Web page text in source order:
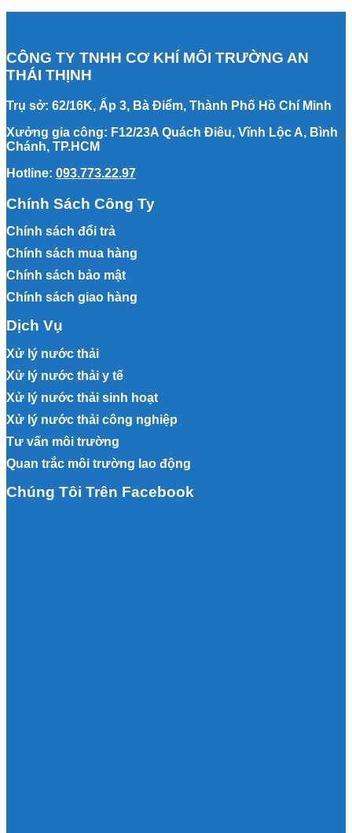
CÔNG TY TNHH CƠ KHÍ MÔI TRƯỜNG AN
THÁI THỊNH
Trụ sở: 62/16K, Ấp 3, Bà Điểm, Thành Phố Hồ Chí Minh
Xưởng gia công: F12/23A Quách Điêu, Vĩnh Lộc A, Bình
Chánh, TP.HCM
Hotline: 093.773.22.97
Chính Sách Công Ty
Chính sách đổi trả
Chính sách mua hàng
Chính sách bảo mật
Chính sách giao hàng
Dịch Vụ
Xử lý nước thải
Xử lý nước thải y tế
Xử lý nước thải sinh hoạt
Xử lý nước thải công nghiệp
Tư vấn môi trường
Quan trắc môi trường lao động
Chúng Tôi Trên Facebook